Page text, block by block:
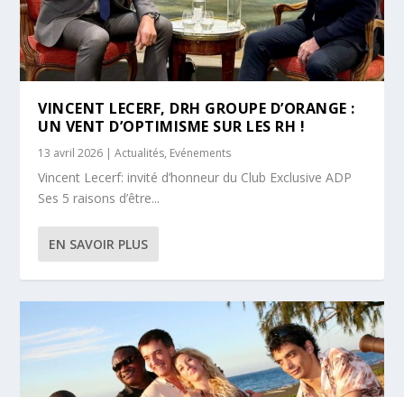
VINCENT LECERF, DRH GROUPE D’ORANGE :
UN VENT D’OPTIMISME SUR LES RH !
13 avril 2026 |Actualités, Evénements
Vincent Lecerf: invité d’honneur du Club Exclusive ADP
Ses 5 raisons d’être...
EN SAVOIR PLUS